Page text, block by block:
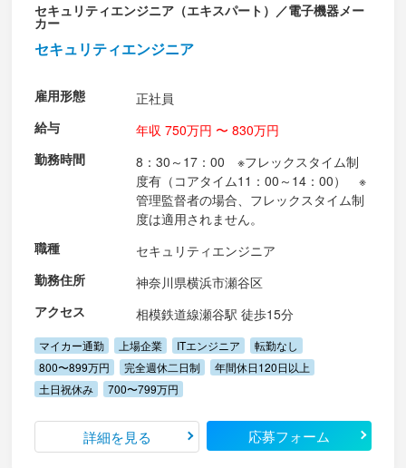
セキュリティエンジニア（エキスパート）／電子機器メー
カー
セキュリティエンジニア
雇用形態
正社員
給与
年収 750万円 〜 830万円
勤務時間
8：30～17：00 ※フレックスタイム制
度有（コアタイム11：00～14：00） ※
管理監督者の場合、フレックスタイム制
度は適用されません。
職種
セキュリティエンジニア
勤務住所
神奈川県横浜市瀬谷区
アクセス
相模鉄道線瀬谷駅 徒歩15分
マイカー通勤 上場企業 ITエンジニア
転勤なし
800〜899万円
完全週休二日制
年間休日120日以上
土日祝休み
700〜799万円
詳細を見る 応募フォーム